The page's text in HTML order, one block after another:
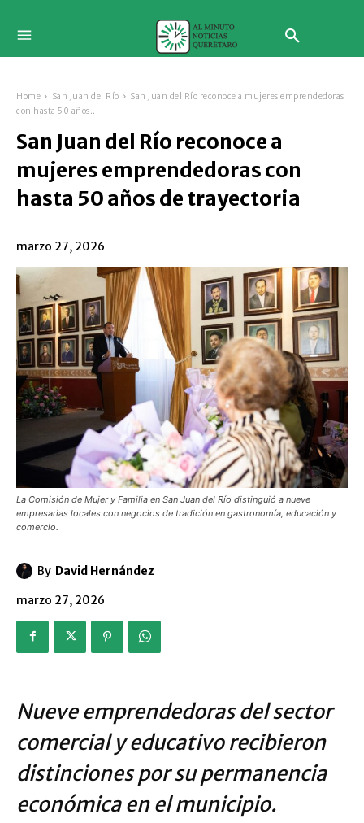
Home San Juan del Río
San Juan del Río reconoce a mujeres emprendedoras
con hasta 50 años...
San Juan del Río reconoce a
mujeres emprendedoras con
hasta 50 años de trayectoria
marzo 27, 2026
La Comisión de Mujer y Familia en San Juan del Río distinguió a nueve
empresarias locales con negocios de tradición en gastronomía, educación y
comercio.
By David Hernández
marzo 27, 2026
Nueve emprendedoras del sector
comercial y educativo recibieron
distinciones por su permanencia
económica en el municipio.